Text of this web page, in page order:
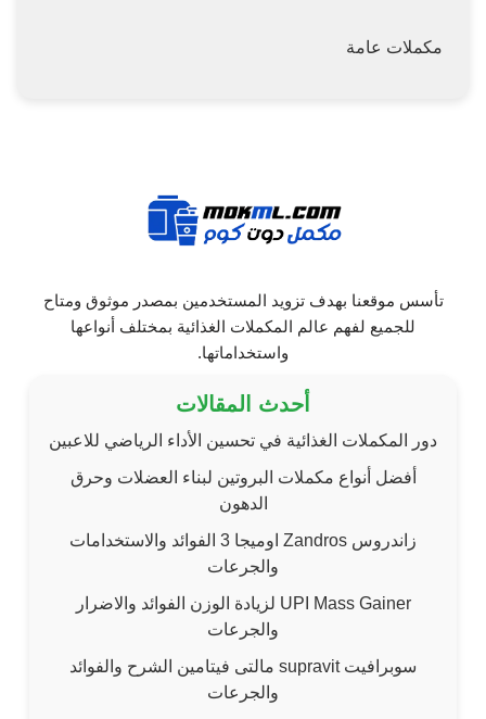
مكملات عامة
تأسس موقعنا بهدف تزويد المستخدمين بمصدر موثوق ومتاح
للجميع لفهم عالم المكملات الغذائية بمختلف أنواعها
واستخداماتها.
أحدث المقالات
دور المكملات الغذائية في تحسين الأداء الرياضي للاعبين
أفضل أنواع مكملات البروتين لبناء العضلات وحرق
الدهون
زاندروس Zandros اوميجا 3 الفوائد والاستخدامات
والجرعات
UPI Mass Gainer لزيادة الوزن الفوائد والاضرار
والجرعات
سوبرافيت supravit مالتى فيتامين الشرح والفوائد
والجرعات